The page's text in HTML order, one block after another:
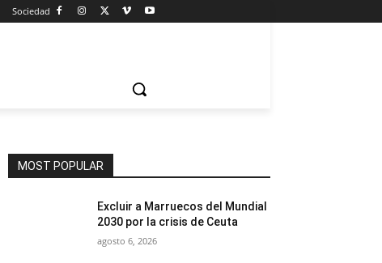
Sociedad
MOST POPULAR
Excluir a Marruecos del Mundial
2030 por la crisis de Ceuta
agosto 6, 2026